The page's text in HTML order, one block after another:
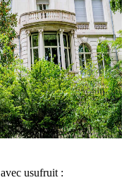
usufruit :